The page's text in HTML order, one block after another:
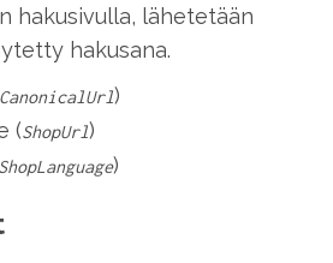
hakusivulla, lähetetään
hakusana.
CanonicalUrl)
(ShopUrl)
ShopLanguage)